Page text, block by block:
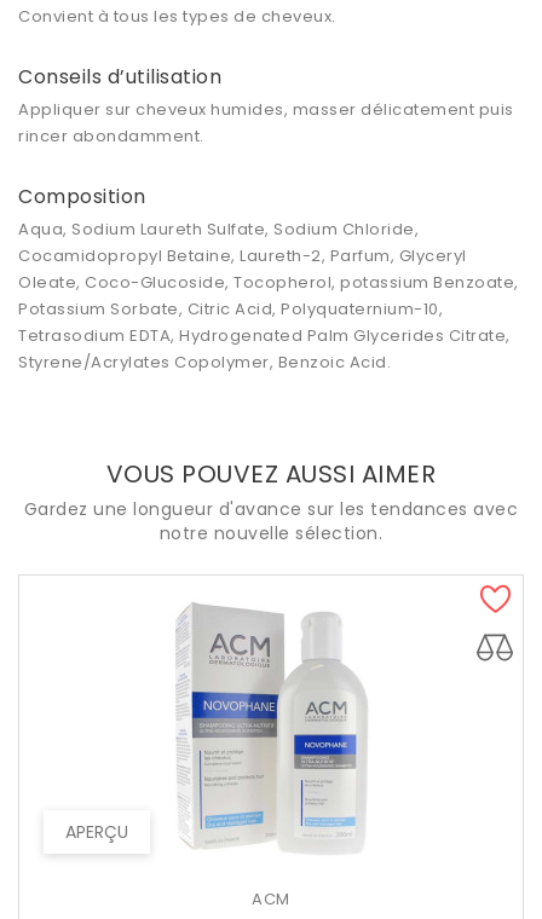
Convient à tous les types de cheveux.
Conseils d’utilisation
Appliquer sur cheveux humides, masser délicatement puis
rincer abondamment.
Composition
Aqua, Sodium Laureth Sulfate, Sodium Chloride,
Cocamidopropyl Betaine, Laureth-2, Parfum, Glyceryl
Oleate, Coco-Glucoside, Tocopherol, potassium Benzoate,
Potassium Sorbate, Citric Acid, Polyquaternium-10,
Tetrasodium EDTA, Hydrogenated Palm Glycerides Citrate,
Styrene/Acrylates Copolymer, Benzoic Acid.
VOUS POUVEZ AUSSI AIMER
Gardez une longueur d'avance sur les tendances avec
notre nouvelle sélection.
APERÇU
ACM